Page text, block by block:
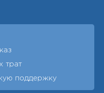
трат
поддержку